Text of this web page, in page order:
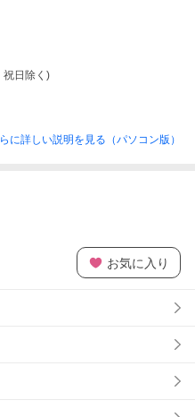
祝日除く)
に詳しい説明を見る（パソコン版）
お気に入り